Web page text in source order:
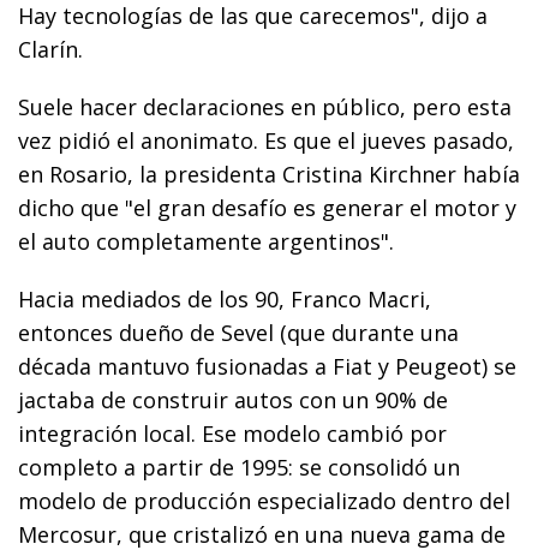
Hay tecnologías de las que carecemos", dijo a
Clarín.
Suele hacer declaraciones en público, pero esta
vez pidió el anonimato. Es que el jueves pasado,
en Rosario, la presidenta Cristina Kirchner había
dicho que "el gran desafío es generar el motor y
el auto completamente argentinos".
Hacia mediados de los 90, Franco Macri,
entonces dueño de Sevel (que durante una
década mantuvo fusionadas a Fiat y Peugeot) se
jactaba de construir autos con un 90% de
integración local. Ese modelo cambió por
completo a partir de 1995: se consolidó un
modelo de producción especializado dentro del
Mercosur, que cristalizó en una nueva gama de